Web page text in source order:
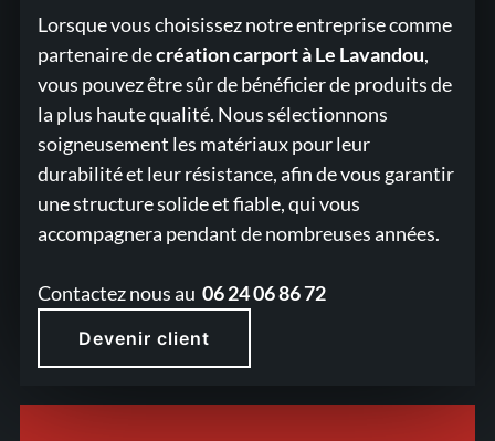
Lorsque vous choisissez notre entreprise comme
partenaire decréation carport à Le Lavandou,
vous pouvez être sûr de bénéficier de produits de
la plus haute qualité. Nous sélectionnons
soigneusement les matériaux pour leur
durabilité et leur résistance, afin de vous garantir
une structure solide et fiable, qui vous
accompagnera pendant de nombreuses années.
Contactez nous au06 24 06 86 72
Devenir client